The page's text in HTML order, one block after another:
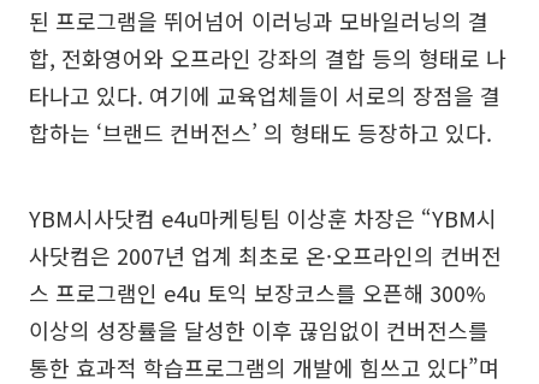
된 프로그램을 뛰어넘어 이러닝과 모바일러닝의 결
합, 전화영어와 오프라인 강좌의 결합 등의 형태로 나
타나고 있다. 여기에 교육업체들이 서로의 장점을 결
합하는 ‘브랜드 컨버전스’ 의 형태도 등장하고 있다.
YBM시사닷컴 e4u마케팅팀 이상훈 차장은 “YBM시
사닷컴은 2007년 업계 최초로 온·오프라인의 컨버전
스 프로그램인 e4u 토익 보장코스를 오픈해 300%
이상의 성장률을 달성한 이후 끊임없이 컨버전스를
통한 효과적 학습프로그램의 개발에 힘쓰고 있다”며